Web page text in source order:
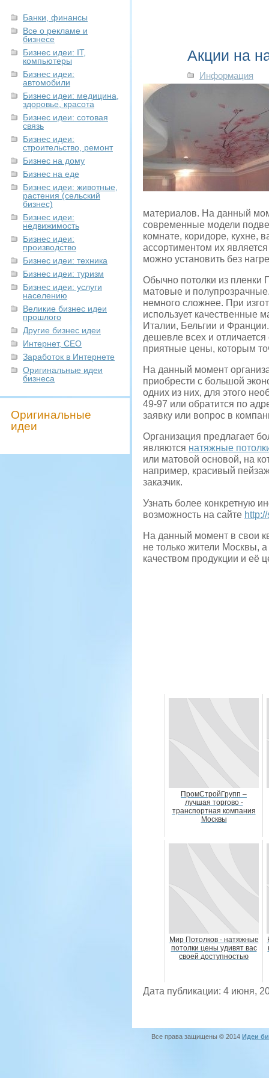
Банки, финансы
Все о рекламе и
бизнесе
Бизнес идеи: IT,
компьютеры
Бизнес идеи:
автомобили
Бизнес идеи: медицина,
здоровье, красота
Бизнес идеи: сотовая
связь
Бизнес идеи:
строительство, ремонт
Бизнес на дому
Бизнес на еде
Бизнес идеи: животные,
растения (сельский
бизнес)
Бизнес идеи:
недвижимость
Бизнес идеи:
производство
Бизнес идеи: техника
Бизнес идеи: туризм
Бизнес идеи: услуги
населению
Великие бизнес идеи
прошлого
Другие бизнес идеи
Интернет, СЕО
Заработок в Интернете
Оригинальные идеи
бизнеса
Оригинальные
идеи
Акции на
Информация
материалов. На данный
современные модели
комнате, коридоре, кухне,
ассортиментом их
можно установить без
Обычно потолки из пленки
матовые и
немного сложнее. При
использует качественные
Италии, Бельгии и
дешевле всех и
приятные цены, которым
На данный момент
приобрести с большой
одних из них, для этого
49-97 или обратится по
заявку или вопрос в
Организация предлагает
являются натяжные
или матовой основой, на
например, красивый
заказчик.
Узнать более конкретную
возможность на сайте
На данный момент в свои
не только жители Москвы,
качеством продукции и её
ПромСтройГрупп –
лучшая торгово -
транспортная компания
Москвы
Мир Потолков - натяжные
потолки цены удивят вас
своей доступностью
Дата публикации: 4 июня,
Все права защищены © 2014 Идеи